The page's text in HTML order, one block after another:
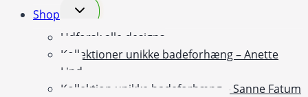
Shop
Skift
undermenu
Udforsk alle designs
Kollektioner unikke badeforhæng – Anette
Lind
Kollektion unikke badeforhæng – Sanne Fatum